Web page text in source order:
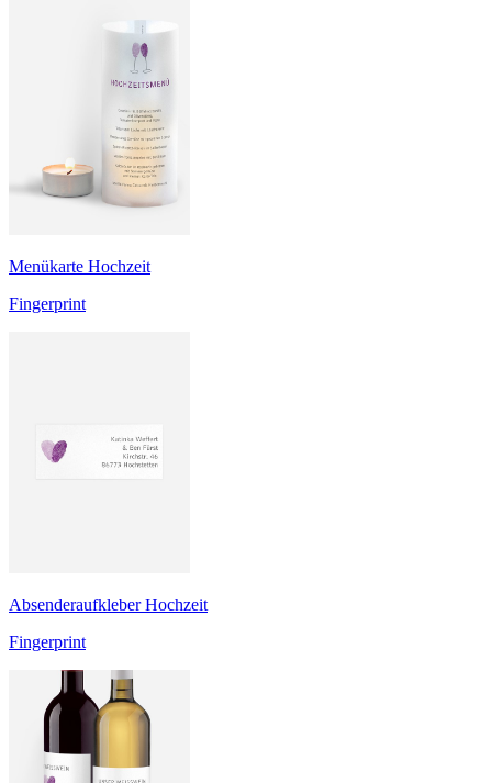
Menükarte Hochzeit
Fingerprint
Absenderaufkleber Hochzeit
Fingerprint